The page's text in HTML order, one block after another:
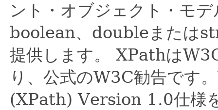
ント・オブジェクト・モ
boolean、doubleまたは
提供します。
XPathは
り、公式のW3C勧告で
(XPath) Version 1.0仕様